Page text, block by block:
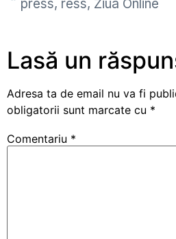
press, ress, Ziua Online
Lasă un
Adresa ta de email nu va fi
obligatorii sunt marcate cu *
Comentariu *